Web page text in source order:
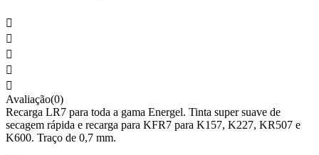





Avaliação(0)
Recarga LR7 para toda a gama Energel. Tinta super suave de
secagem rápida e recarga para KFR7 para K157, K227, KR507 e
K600. Traço de 0,7 mm.